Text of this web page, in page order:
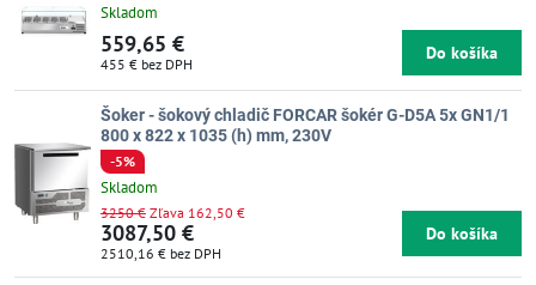
Skladom
559,65 €
455 € bez DPH
Do košíka
Šoker - šokový chladič FORCAR šokér G-D5A 5x GN1/1
800 x 822 x 1035 (h) mm, 230V
-5%
Skladom
3087,50 €
2510,16 € bez DPH
3250 € Zľava 162,50 €
Do košíka